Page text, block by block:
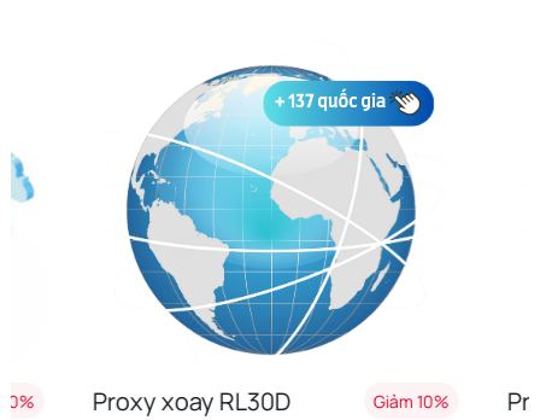
Proxy xoay RL30D Giảm 10% Proxy